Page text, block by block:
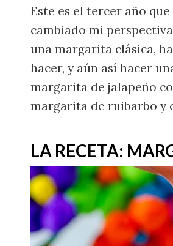
Este es el tercer año
cambiado mi
una margarita clásica,
hacer, y aún así hacer
margarita de jalapeño
margarita de ruibarbo y
LA RECETA: